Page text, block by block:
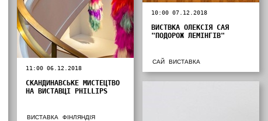
10:00 07.12.2018
ВИСТВКА ОЛЕКСІЯ САЯ
"ПОДОРОЖ ЛЕМІНГІВ"
САЙ
ВИСТАВКА
11:00 06.12.2018
СКАНДИНАВСЬКЕ МИСТЕЦТВО
НА ВИСТАВЦІ PHILLIPS
ВИСТАВКА
ФІНЛЯНДІЯ